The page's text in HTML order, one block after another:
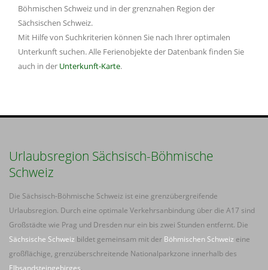
Böhmischen Schweiz und in der grenznahen Region der
Sächsischen Schweiz.
Mit Hilfe von Suchkriterien können Sie nach Ihrer optimalen
Unterkunft suchen. Alle Ferienobjekte der Datenbank finden Sie
auch in der Unterkunft-Karte.
Urlaubsregion Sächsisch-Böhmische
Schweiz
Die Sächsisch-Böhmische Schweiz ist eine grenzübergreifende
Urlaubsregion. Durch eine optimale Verkehrsanbindung über die A17 sind
Großstädte wie Prag und Dresden nur ein bis zwei Stunden entfernt. Die
Sächsische Schweiz bildet gemeinsam mit der Böhmischen Schweiz eine
großflächige, grenzüberschreitende Nationalparkzone innerhalb des
Elbsandsteingebirges.